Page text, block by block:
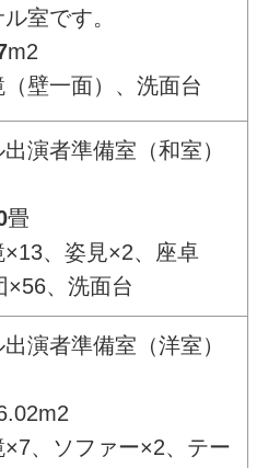
室です。
m2
（壁一面）、洗面台
演者準備室（和室）
畳
×13、姿見×2、座卓
×56、洗面台
演者準備室（洋室）
×7、ソファー×2、テー